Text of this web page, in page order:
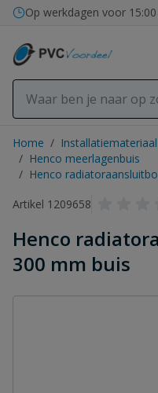
Ga naar de inhoud
Op werkdagen voor
Home / Installatiemateriaal
/ Henco meerlagenbuis
/ Henco
Artikel 1209658
Henco
300 mm buis